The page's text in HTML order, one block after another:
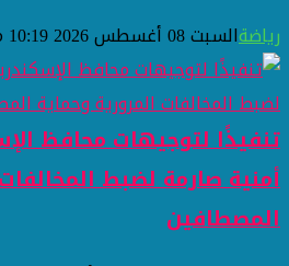
رياضةالسبت 08 أغسطس 2026 10:19 مساءً
تنفيذًا لتوجيهات محافظ
أمنية صارمة لضبط
المصطافين